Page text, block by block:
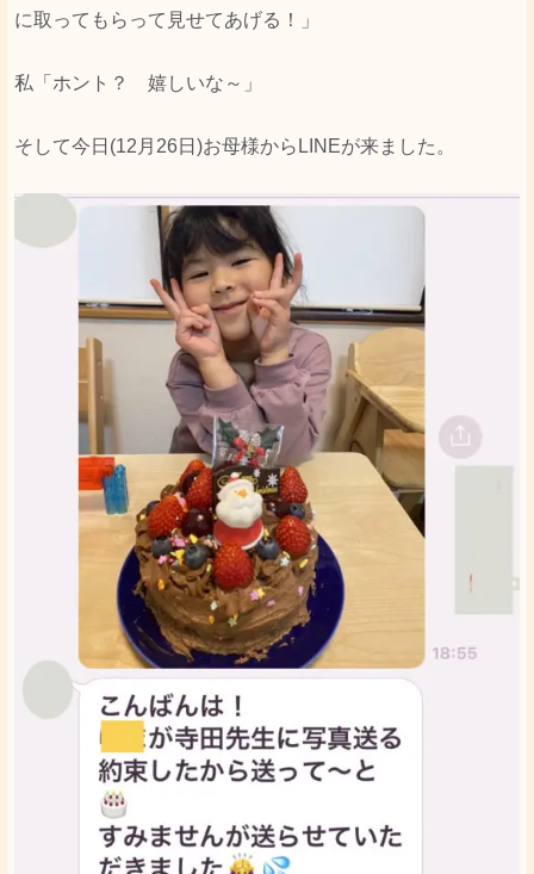
に取ってもらって見せてあげる！」
私「ホント？ 嬉しいな～」
そして今日(12月26日)お母様からLINEが来ました。